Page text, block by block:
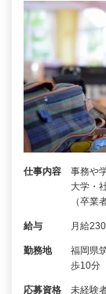
仕事内容
事務や
大学・
（卒業
給与 月給
勤務地
福岡県
歩10分
応募資格 未経験